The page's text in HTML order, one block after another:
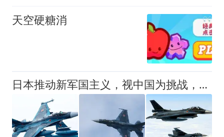
天空硬糖消
日本推动新军国主义，视中国为挑战，F2战机部署印度，不装了？